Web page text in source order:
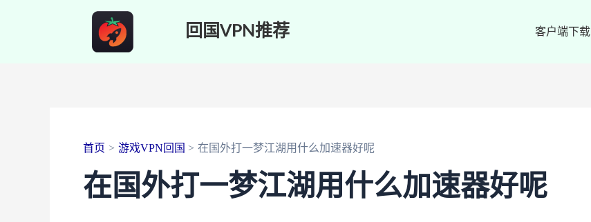
回国VPN推荐 客户端下载
首页 游戏VPN回国 在国外打一梦江湖用什么加速器好呢
在国外打一梦江湖用什么加速器好呢